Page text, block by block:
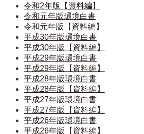
令和2年版【資料編】
令和元年版環境白書
令和元年版【資料編】
平成30年版環境白書
平成30年版【資料編】
平成29年版環境白書
平成29年版【資料編】
平成28年版環境白書
平成28年版【資料編】
平成27年版環境白書
平成27年版【資料編】
平成26年版環境白書
平成26年版【資料編】